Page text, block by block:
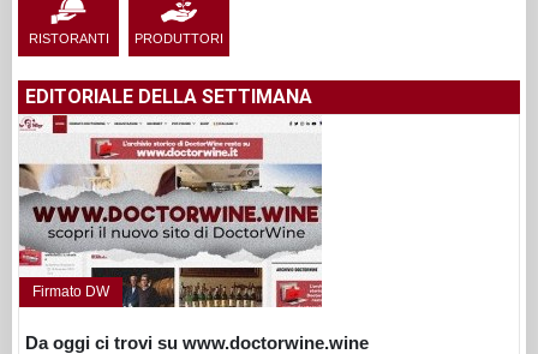
RISTORANTI PRODUTTORI
EDITORIALE DELLA SETTIMANA
Firmato DW
Da oggi ci trovi su www.doctorwine.wine